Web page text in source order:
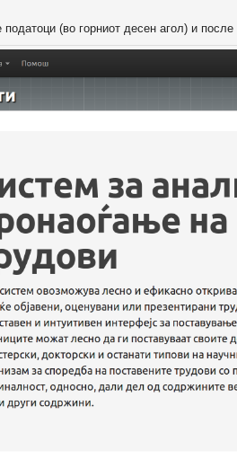
(во горниот десен агол) и